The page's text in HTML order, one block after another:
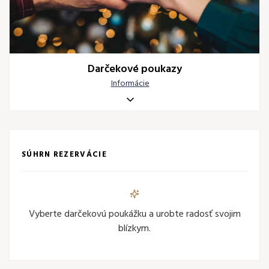
Darčekové poukazy
Informácie
SÚHRN REZERVÁCIE
Vyberte darčekovú poukážku a urobte radosť svojim
blízkym.